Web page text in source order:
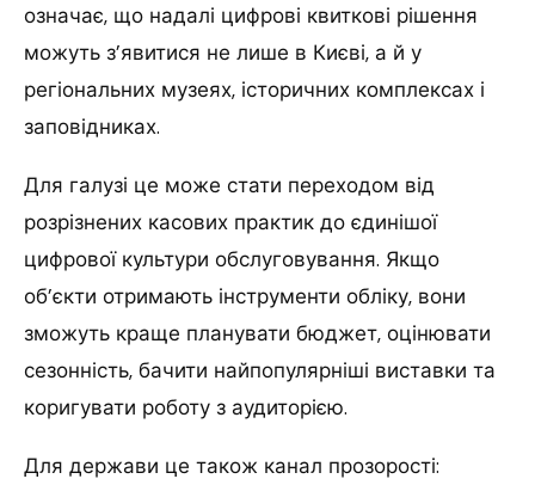
означає, що надалі цифрові квиткові рішення
можуть з’явитися не лише в Києві, а й у
регіональних музеях, історичних комплексах і
заповідниках.
Для галузі це може стати переходом від
розрізнених касових практик до єдинішої
цифрової культури обслуговування. Якщо
об’єкти отримають інструменти обліку, вони
зможуть краще планувати бюджет, оцінювати
сезонність, бачити найпопулярніші виставки та
коригувати роботу з аудиторією.
Для держави це також канал прозорості: